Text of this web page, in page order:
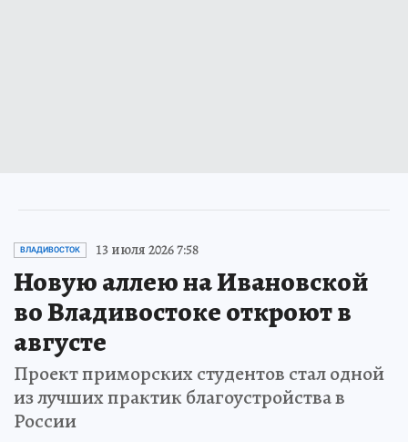
ВЛАДИВОСТОК 13 июля 2026 7:58
Новую аллею на Ивановской
во Владивостоке откроют в
августе
Проект приморских студентов стал одной
из лучших практик благоустройства в
России